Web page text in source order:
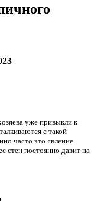
уже привыкли к
с такой
часто это явление
стен постоянно давит на